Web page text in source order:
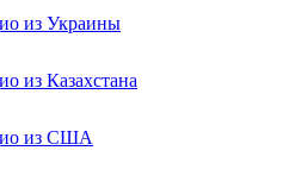
из Украины
из Казахстана
из США